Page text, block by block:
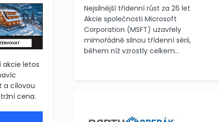
akcie letos
a cílovou
cena.
Nejsilnější třídenní růst za 26 let
Akcie společnosti Microsoft
Corporation (MSFT) uzavřely
mimořádně silnou třídenní sérii,
během níž vzrostly celkem...